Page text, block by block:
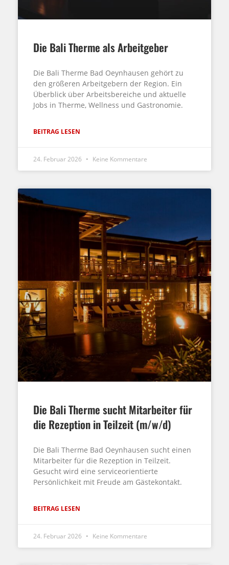
Die Bali Therme als Arbeitgeber
Die Bali Therme Bad Oeynhausen gehört zu
den größeren Arbeitgebern der Region. Ein
Überblick über Arbeitsbereiche und aktuelle
Jobs in Therme, Wellness und Gastronomie.
BEITRAG LESEN
24. Februar 2026 Keine Kommentare
Die Bali Therme sucht Mitarbeiter für
die Rezeption in Teilzeit (m/w/d)
Die Bali Therme Bad Oeynhausen sucht einen
Mitarbeiter für die Rezeption in Teilzeit.
Gesucht wird eine serviceorientierte
Persönlichkeit mit Freude am Gästekontakt.
BEITRAG LESEN
24. Februar 2026 Keine Kommentare